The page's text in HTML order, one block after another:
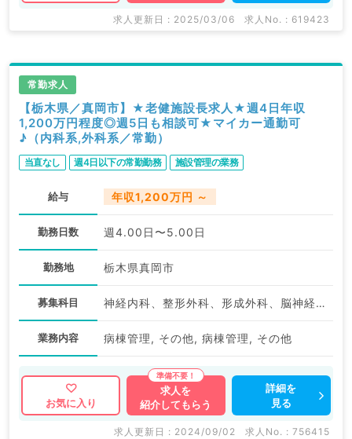
求人更新日 : 2025/03/06 求人No. : 619423
常勤求人
【栃木県／真岡市】★老健施設長求人★週4日年収
1,200万円程度◎週5日も相談可★マイカー通勤可
♪（内科系,外科系／常勤）
当直なし 週4日以下の常勤勤務 施設管理の業務
給与 年収1,200万円 ～
勤務日数 週4.00日〜5.00日
勤務地 栃木県真岡市
募集科目 神経内科、整形外科、形成外科、脳神経外科、呼吸器外科、心臓血管外科、泌尿器科、一般内科、循環器内科、呼吸器内科、消化器内科、内分泌・代謝内科、腎臓内科、老年内科、血液内科、外科系全般、一般外科、消化器外科、乳腺外科、膠原病科、大腸・肛門外科
業務内容 病棟管理, その他, 病棟管理, その他
お気に入り
求人を
紹介してもらう
詳細を
見る
求人更新日 : 2024/09/02 求人No. : 756415